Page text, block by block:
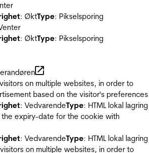
: ØktType: Pikselsporing
: ØktType: Pikselsporing
on multiple websites, in order to
based on the visitor's
: VedvarendeType: HTML lokal lagring
the expiry-date for the cookie with
: VedvarendeType: HTML lokal lagring
on multiple websites, in order to